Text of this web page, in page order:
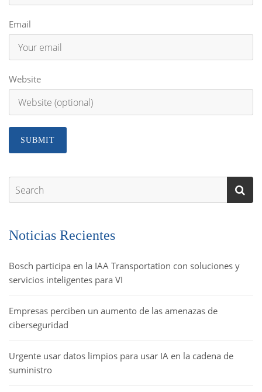
Email
Website
Noticias Recientes
Bosch participa en la IAA Transportation con soluciones y
servicios inteligentes para VI
Empresas perciben un aumento de las amenazas de
ciberseguridad
Urgente usar datos limpios para usar IA en la cadena de
suministro